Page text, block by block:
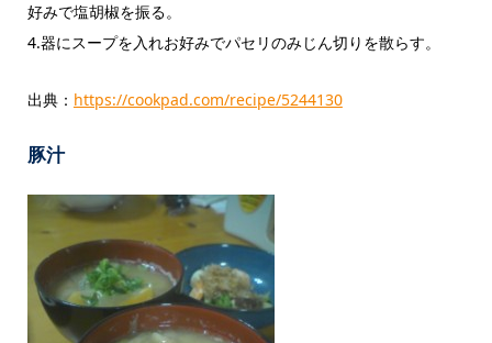
好みで塩胡椒を振る。
4.器にスープを入れお好みでパセリのみじん切りを散らす。
出典： https://cookpad.com/recipe/5244130
豚汁